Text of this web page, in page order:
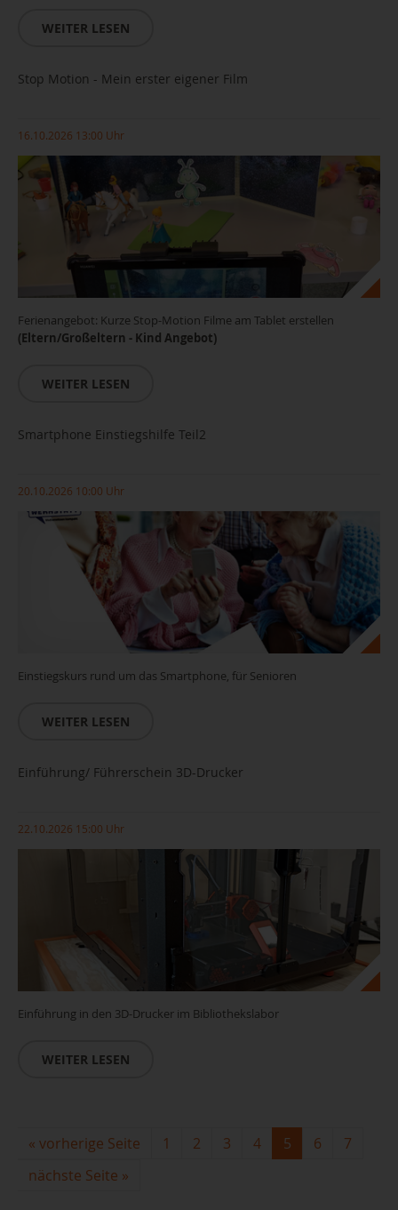
WEITER LESEN
Stop Motion - Mein erster eigener Film
16.10.2026 13:00 Uhr
Ferienangebot: Kurze Stop-Motion Filme am Tablet erstellen
(Eltern/Großeltern - Kind Angebot)
WEITER LESEN
Smartphone Einstiegshilfe Teil2
20.10.2026 10:00 Uhr
Einstiegskurs rund um das Smartphone, für Senioren
WEITER LESEN
Einführung/ Führerschein 3D-Drucker
22.10.2026 15:00 Uhr
Einführung in den 3D-Drucker im Bibliothekslabor
WEITER LESEN
« vorherige Seite 1 2 3 4 5 6
7
nächste Seite »